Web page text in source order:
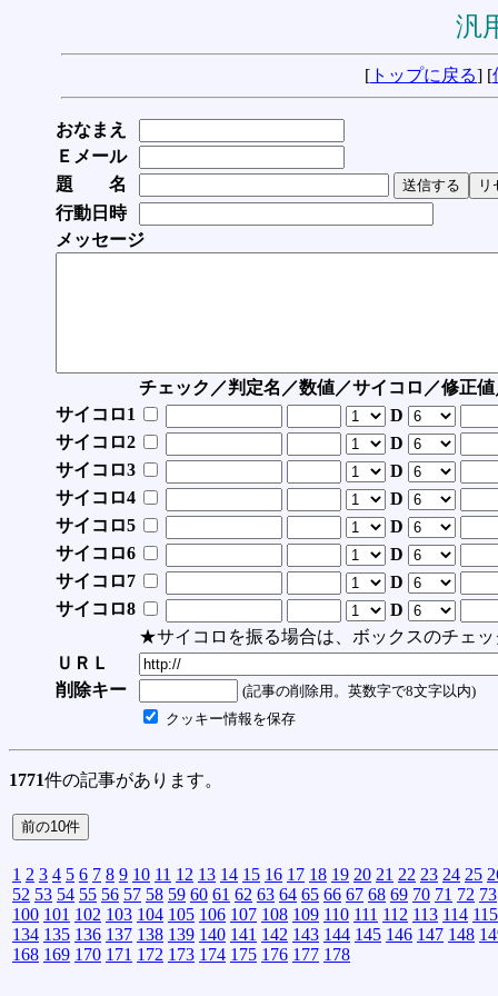
汎
[ トップに戻る] [
おなまえ
Ｅメール
題 名
行動日時
メッセージ
チェック／判定名／数値／サイコロ／修正
サイコロ1
D
サイコロ2
D
サイコロ3
D
サイコロ4
D
サイコロ5
D
サイコロ6
D
サイコロ7
D
サイコロ8
D
★サイコロを振る場合は、ボックスのチェッ
ＵＲＬ
削除キー
(記事の削除用。英数字で8文字以内)
クッキー情報を保存
1771件の記事があります。
1 2 3 4 5 6 7 8 9 10 11 12 13 14 15 16 17 18 19 20 21 22 23 24 25
52 53 54 55 56 57 58 59 60 61 62 63 64 65 66 67 68 69 70 71 72 73
100 101 102 103 104 105 106 107 108 109 110 111 112 113 114 115
134 135 136 137 138 139 140 141 142 143 144 145 146 147 148
168 169 170 171 172 173 174 175 176 177 178